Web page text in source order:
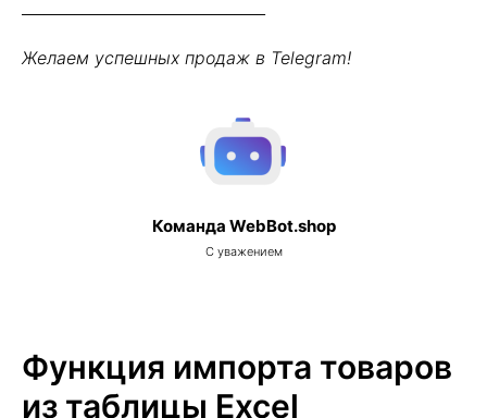
Желаем успешных продаж в Telegram!
Команда WebBot.shop
С уважением
Функция импорта товаров
из таблицы Excel